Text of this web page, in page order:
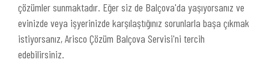
çözümler sunmaktadır. Eğer siz de Balçova'da yaşıyorsanız ve
evinizde veya işyerinizde karşılaştığınız sorunlarla başa çıkmak
istiyorsanız, Arisco Çözüm Balçova Servisi'ni tercih
edebilirsiniz.